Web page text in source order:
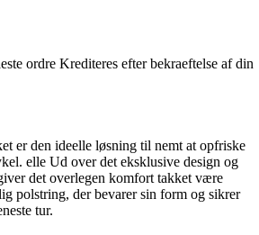
ordre Krediteres efter bekraeftelse af din
er den ideelle løsning til nemt at opfriske
elle Ud over det eksklusive design og
det overlegen komfort takket være
polstring, der bevarer sin form og sikrer
tur.